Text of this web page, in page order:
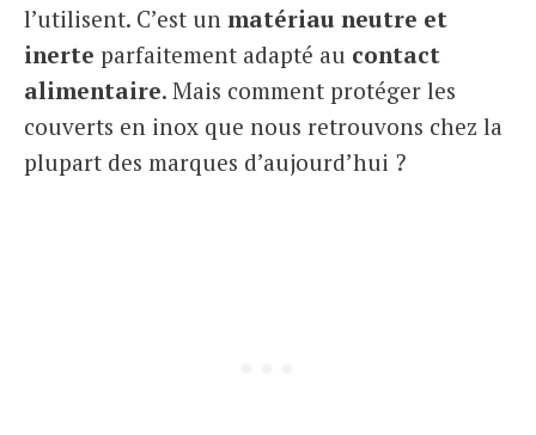
l’utilisent. C’est un matériau neutre et
inerte parfaitement adapté au contact
alimentaire. Mais comment protéger les
couverts en inox que nous retrouvons chez la
plupart des marques d’aujourd’hui ?